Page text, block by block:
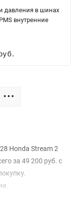
давления в шинах
внутренние
Honda Stream 2
за 49 200 руб. с